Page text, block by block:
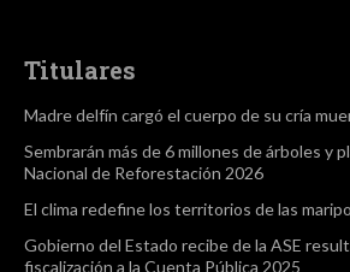
Titulares
Madre delfín cargó el cuerpo de su cría
Sembrarán más de 6 millones de árboles y
Nacional de Reforestación 2026
El clima redefine los territorios de las
Gobierno del Estado recibe de la ASE
fiscalización a la Cuenta Pública 2025